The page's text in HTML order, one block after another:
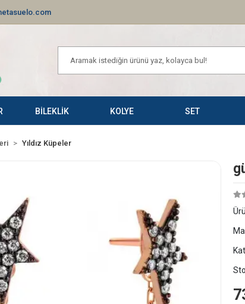
BİLEKLİK KOLYE SET
Yıldız Küpeler